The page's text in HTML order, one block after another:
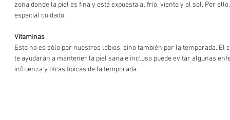
zona donde la piel es fina y está expuesta al frío, viento y al sol. Por
especial cuidado.
Vitaminas
Esto no es sólo por nuestros labios, sino también por la temporada. El
te ayudarán a mantener la piel sana e incluso puede evitar algunas
influenza y otras típicas de la temporada.